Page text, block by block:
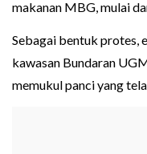
makanan MBG, mulai
Sebagai bentuk protes,
kawasan Bundaran
memukul panci yang